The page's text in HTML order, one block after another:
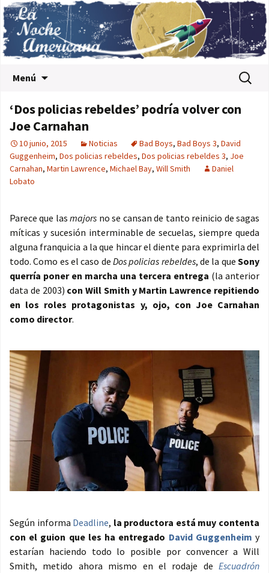
Menú Buscar:
‘Dos policias rebeldes’ podría volver con
Joe Carnahan
10 junio, 2015 Noticias Bad Boys, Bad Boys 3, David
Guggenheim, Dos policias rebeldes, Dos policias rebeldes 3, Joe
Carnahan, Martin Lawrence, Michael Bay, Will Smith
Daniel
Lobato
Parece que las majors no se cansan de tanto reinicio de sagas
míticas y sucesión interminable de secuelas, siempre queda
alguna franquicia a la que hincar el diente para exprimirla del
todo. Como es el caso de Dos policias rebeldes, de la queSony
querría poner en marcha una tercera entrega (la anterior
data de 2003) con Will Smith y Martin Lawrence repitiendo
en los roles protagonistas y, ojo, con Joe Carnahan
como director.
Según informa Deadline, la productora está muy contenta
con el guion que les ha entregado David Guggenheim y
estarían haciendo todo lo posible por convencer a Will
Smith, metido ahora mismo en el rodaje de Escuadrón